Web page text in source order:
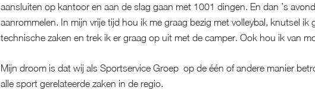
aansluiten op kantoor en aan de slag gaan met 1001 dingen. En dan ’s
aanrommelen. In mijn vrije tijd hou ik me graag bezig met volleybal, knutsel ik
technische zaken en trek ik er graag op uit met de camper. Ook hou ik van
Mijn droom is dat wij als Sportservice Groep op de één of andere manier
alle sport gerelateerde zaken in de regio.